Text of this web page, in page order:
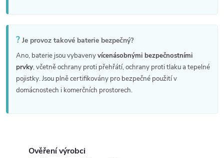
? Je provoz takové baterie bezpečný?
Ano, baterie jsou vybavenyvícenásobnými bezpečnostními
prvky, včetně ochrany proti přehřátí, ochrany proti tlaku a tepelné
pojistky. Jsou plně certifikovány pro bezpečné použití v
domácnostech i komerčních prostorech.
Ověření výrobci